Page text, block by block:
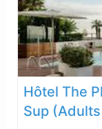
Hôtel The
Sup